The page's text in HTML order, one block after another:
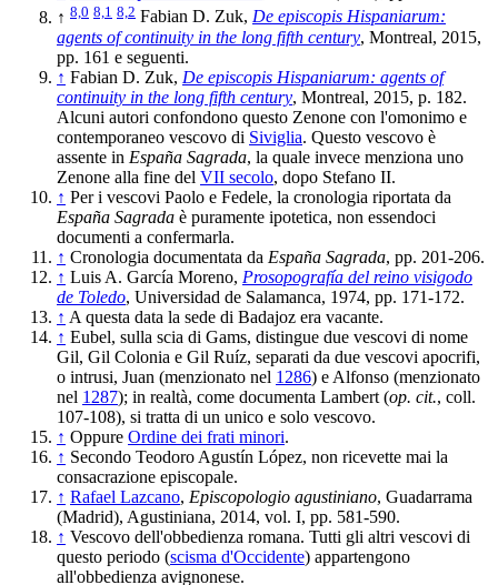
↑ 8,0 8,1 8,2 Fabian D. Zuk, De episcopis Hispaniarum:
agents of continuity in the long fifth century, Montreal, 2015,
pp. 161 e seguenti.
↑ Fabian D. Zuk, De episcopis Hispaniarum: agents of
continuity in the long fifth century, Montreal, 2015, p. 182.
Alcuni autori confondono questo Zenone con l'omonimo e
contemporaneo vescovo di Siviglia. Questo vescovo è
assente in España Sagrada, la quale invece menziona uno
Zenone alla fine del VII secolo, dopo Stefano II.
↑ Per i vescovi Paolo e Fedele, la cronologia riportata da
España Sagrada è puramente ipotetica, non essendoci
documenti a confermarla.
↑ Cronologia documentata da España Sagrada, pp. 201-206.
↑ Luis A. García Moreno, Prosopografía del reino visigodo
de Toledo, Universidad de Salamanca, 1974, pp. 171-172.
↑ A questa data la sede di Badajoz era vacante.
↑ Eubel, sulla scia di Gams, distingue due vescovi di nome
Gil, Gil Colonia e Gil Ruíz, separati da due vescovi apocrifi,
o intrusi, Juan (menzionato nel 1286) e Alfonso (menzionato
nel 1287); in realtà, come documenta Lambert (op. cit., coll.
107-108), si tratta di un unico e solo vescovo.
↑ Oppure Ordine dei frati minori.
↑ Secondo Teodoro Agustín López, non ricevette mai la
consacrazione episcopale.
↑ Rafael Lazcano, Episcopologio agustiniano, Guadarrama
(Madrid), Agustiniana, 2014, vol. I, pp. 581-590.
↑ Vescovo dell'obbedienza romana. Tutti gli altri vescovi di
questo periodo (scisma d'Occidente) appartengono
all'obbedienza avignonese.